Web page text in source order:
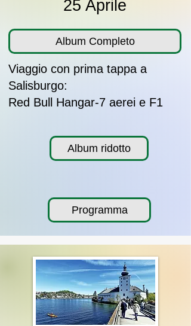
25 Aprile
Album Completo
Viaggio con prima tappa a
Salisburgo:
Red Bull Hangar-7 aerei e F1
Album ridotto
Programma